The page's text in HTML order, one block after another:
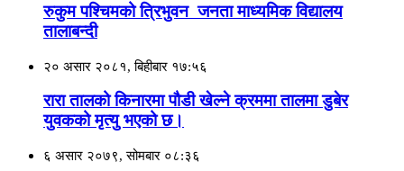
रुकुम पश्चिमको त्रिभुवन जनता माध्यमिक विद्यालय
तालाबन्दी
२० असार २०८१, बिहीबार १७:५६
रारा तालको किनारमा पौडी खेल्ने क्रममा तालमा डुबेर
युवकको मृत्यु भएको छ।
६ असार २०७९, सोमबार ०८:३६